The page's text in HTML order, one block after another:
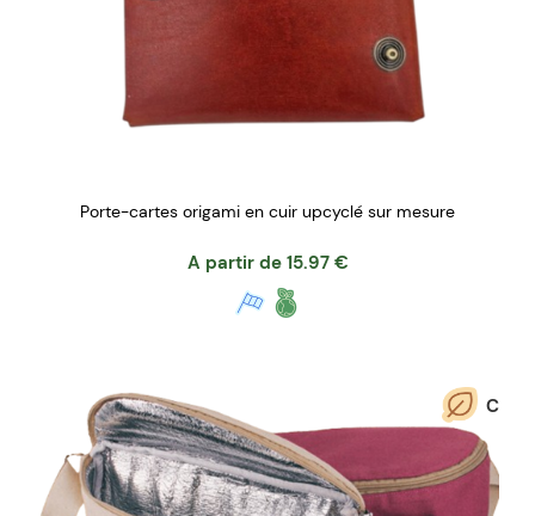
Porte-cartes origami en cuir upcyclé sur mesure
A partir de 15.97 €
C